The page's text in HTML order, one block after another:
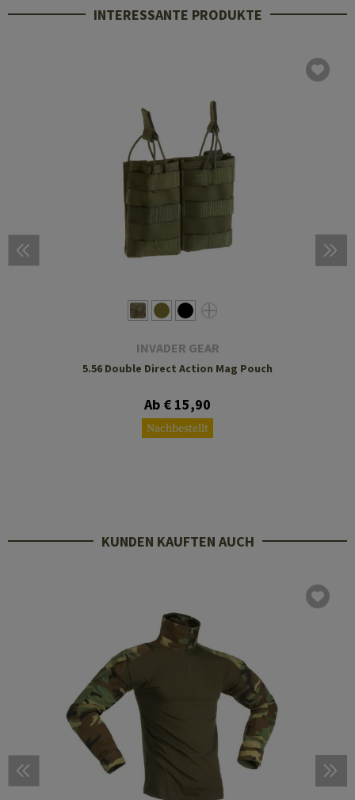
INTERESSANTE PRODUKTE
INVADER GEAR
5.56 Double Direct Action Mag Pouch
Ab € 15,90
Nachbestellt
KUNDEN KAUFTEN AUCH